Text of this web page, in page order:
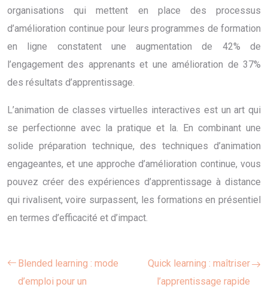
organisations qui mettent en place des processus
d’amélioration continue pour leurs programmes de formation
en ligne constatent une augmentation de 42% de
l’engagement des apprenants et une amélioration de 37%
des résultats d’apprentissage.
L’animation de classes virtuelles interactives est un art qui
se perfectionne avec la pratique et la. En combinant une
solide préparation technique, des techniques d’animation
engageantes, et une approche d’amélioration continue, vous
pouvez créer des expériences d’apprentissage à distance
qui rivalisent, voire surpassent, les formations en présentiel
en termes d’efficacité et d’impact.
Blended learning : mode
d’emploi pour un
Quick learning : maîtriser
l’apprentissage rapide